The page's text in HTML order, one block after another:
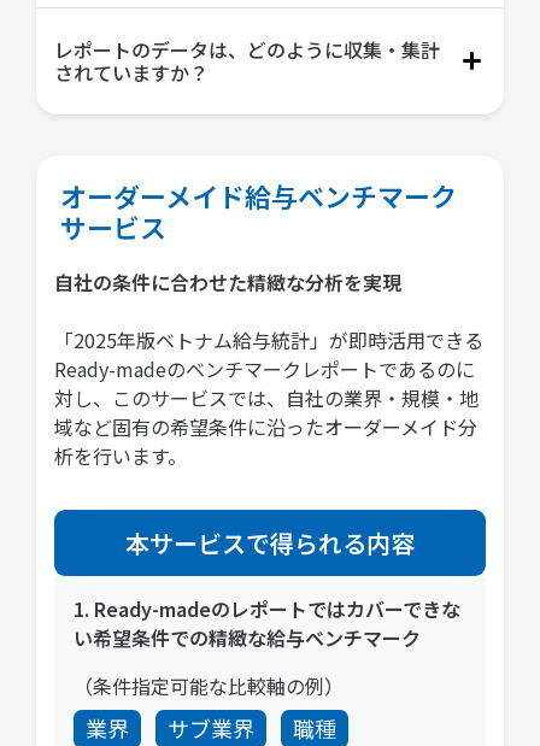
レポートのデータは、どのように収集・集計
されていますか？
オーダーメイド給与ベンチマーク
サービス
自社の条件に合わせた精緻な分析を実現
「2025年版ベトナム給与統計」が即時活用できる
Ready-madeのベンチマークレポートであるのに
対し、このサービスでは、自社の業界・規模・地
域など固有の希望条件に沿ったオーダーメイド分
析を行います。
本サービスで得られる内容
1. Ready-madeのレポートではカバーできな
い希望条件での精緻な給与ベンチマーク
（条件指定可能な比較軸の例）
業界 サブ業界
職種